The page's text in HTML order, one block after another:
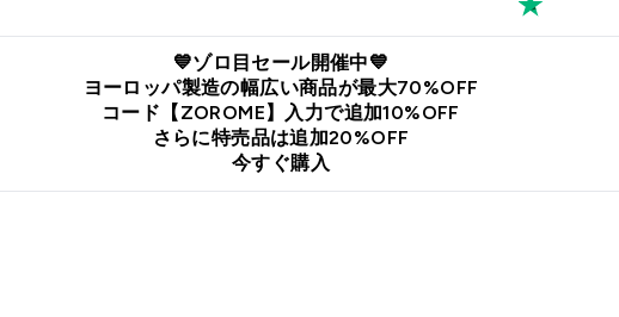
💙ゾロ目セール開催中💙
ヨーロッパ製造の幅広い商品が最大70%OFF
コード【ZOROME】入力で追加10%OFF
さらに特売品は追加20%OFF
今すぐ購入